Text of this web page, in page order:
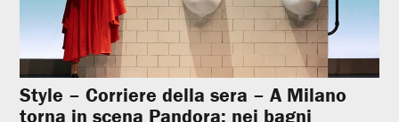
Style – Corriere della sera – A Milano
torna in scena Pandora: nei bagni